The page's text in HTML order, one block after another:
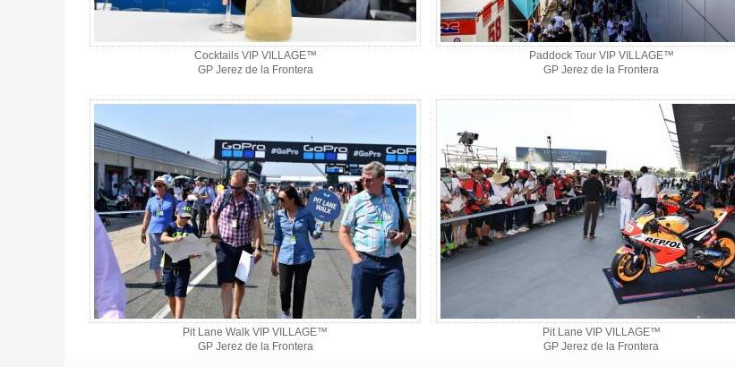
Cocktails VIP VILLAGE™
GP Jerez de la Frontera
Paddock Tour VIP VILLAGE™
GP Jerez de la Frontera
Pit Lane Walk VIP VILLAGE™
GP Jerez de la Frontera
Pit Lane VIP VILLAGE™
GP Jerez de la Frontera